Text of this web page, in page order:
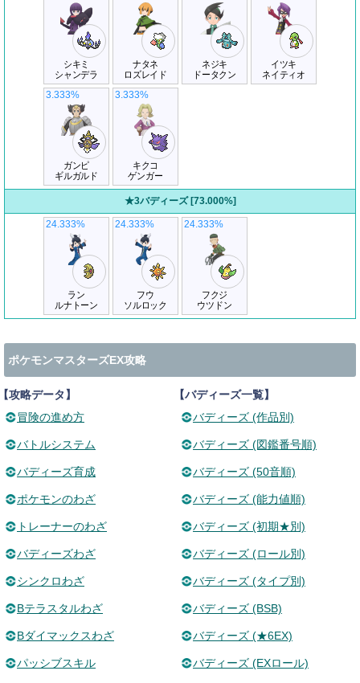
シキミ
シャンデラ
ナタネ
ロズレイド
ネジキ
ドータクン
イツキ
ネイティオ
ガンピ
ギルガルド
3.333%
キクコ
ゲンガー
3.333%
★3バディーズ [73.000%]
ラン
ルナトーン
24.333%
フウ
ソルロック
24.333%
フクジ
ウツドン
24.333%
ポケモンマスターズEX攻略
攻略データ】
冒険の進め方
バトルシステム
バディーズ育成
ポケモンのわざ
トレーナーのわざ
バディーズわざ
シンクロわざ
Bテラスタルわざ
Bダイマックスわざ
パッシブスキル
【バディーズ一覧】
バディーズ (作品別)
バディーズ (図鑑番号順)
バディーズ (50音順)
バディーズ (能力値順)
バディーズ (初期★別)
バディーズ (ロール別)
バディーズ (タイプ別)
バディーズ (BSB)
バディーズ (★6EX)
バディーズ (EXロール)